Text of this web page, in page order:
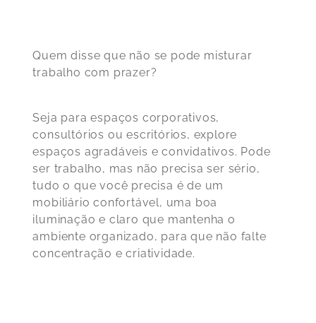
Quem disse que não se pode misturar
trabalho com prazer?
Seja para espaços corporativos,
consultórios ou escritórios, explore
espaços agradáveis e convidativos. Pode
ser trabalho, mas não precisa ser sério,
tudo o que você precisa é de um
mobiliário confortável, uma boa
iluminação e claro que mantenha o
ambiente organizado, para que não falte
concentração e criatividade.